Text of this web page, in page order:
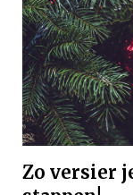
Zo versier